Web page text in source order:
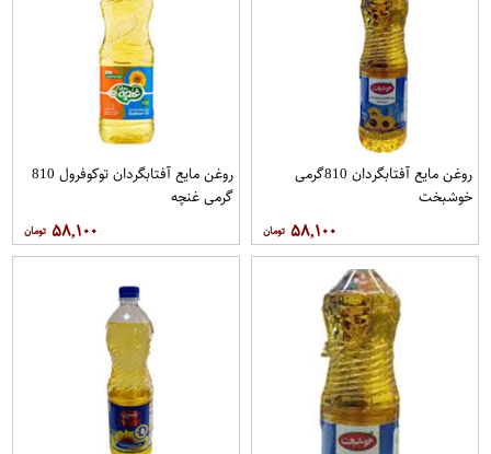
روغن مايع آفتابگردان 810گرمی
خوشبخت
۵۸,۱۰۰
روغن مايع آفتابگردان توکوفرول 810
گرمی غنچه
۵۸,۱۰۰